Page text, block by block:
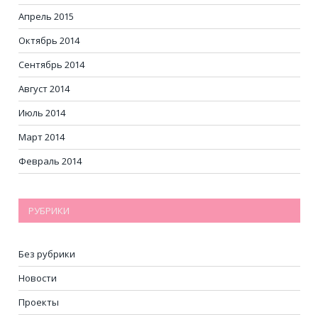
Апрель 2015
Октябрь 2014
Сентябрь 2014
Август 2014
Июль 2014
Март 2014
Февраль 2014
РУБРИКИ
Без рубрики
Новости
Проекты